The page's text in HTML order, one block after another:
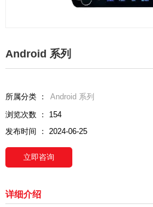
Android 系列
所属分类 ：
Android 系列
浏览次数 ： 154
发布时间 ： 2024-06-25
立即咨询
详细介绍